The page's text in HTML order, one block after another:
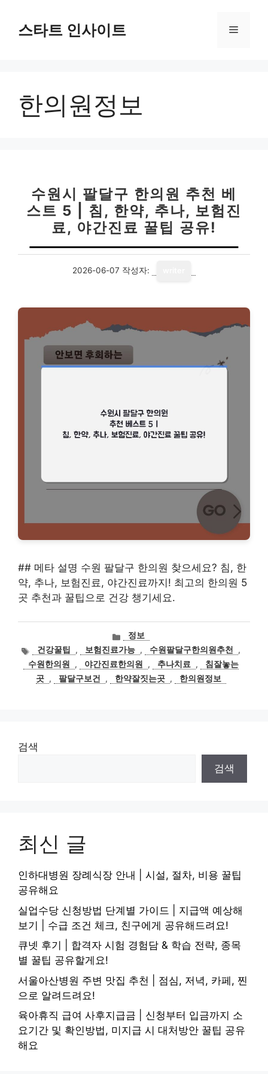
스타트 인사이트 메
한의원정보
수원시 팔달구 한의원 추천 베
스트 5 | 침, 한약, 추나, 보험진
료, 야간진료 꿀팁 공유!
2026-06-07 작성자:
## 메타 설명 수원 팔달구 한의원 찾으세요? 침, 한
약, 추나, 보험진료, 야간진료까지! 최고의 한의원 5
곳 추천과 꿀팁으로 건강 챙기세요.
카
테
고
리
정보
태
그
건강꿀팁 , 보험진료가능 , 수원팔달구한의원추천
,
수원한의원
, 야간진료한의원 , 추나치료 ,
침잘놓는
곳 , 팔달구보건 , 한약잘짓는곳 , 한의원정보
검색
검색
최신 글
인하대병원 장례식장 안내 | 시설, 절차, 비용 꿀팁
공유해요
실업수당 신청방법 단계별 가이드 | 지급액 예상해
보기 | 수급 조건 체크, 친구에게 공유해드려요!
큐넷 후기 | 합격자 시험 경험담 & 학습 전략, 종목
별 꿀팁 공유할게요!
서울아산병원 주변 맛집 추천 | 점심, 저녁, 카페, 찐
으로 알려드려요!
육아휴직 급여 사후지급금 | 신청부터 입금까지 소
요기간 및 확인방법, 미지급 시 대처방안 꿀팁 공유
해요